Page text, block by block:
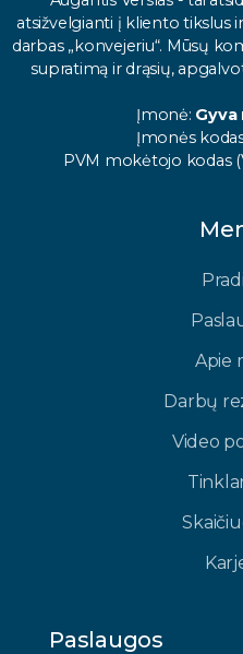
atsižvelgianti į kliento tikslus
darbas „konvejeriu“. Mūsų
supratimą ir drąsių,
Įmonė: Gyva
Įmonės
PVM mokėtojo kodas
Apie
Darbų
Video
Paslaugos